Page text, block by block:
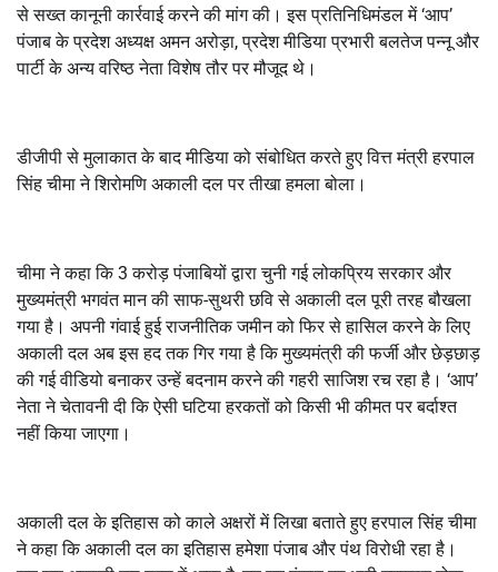
से सख्त कानूनी कार्रवाई करने की मांग की। इस प्रतिनिधिमंडल में ‘आप’
पंजाब के प्रदेश अध्यक्ष अमन अरोड़ा, प्रदेश मीडिया प्रभारी बलतेज पन्नू और
पार्टी के अन्य वरिष्ठ नेता विशेष तौर पर मौजूद थे।
डीजीपी से मुलाकात के बाद मीडिया को संबोधित करते हुए वित्त मंत्री हरपाल
सिंह चीमा ने शिरोमणि अकाली दल पर तीखा हमला बोला।
चीमा ने कहा कि 3 करोड़ पंजाबियों द्वारा चुनी गई लोकप्रिय सरकार और
मुख्यमंत्री भगवंत मान की साफ-सुथरी छवि से अकाली दल पूरी तरह बौखला
गया है। अपनी गंवाई हुई राजनीतिक जमीन को फिर से हासिल करने के लिए
अकाली दल अब इस हद तक गिर गया है कि मुख्यमंत्री की फर्जी और छेड़छाड़
की गई वीडियो बनाकर उन्हें बदनाम करने की गहरी साजिश रच रहा है। ‘आप’
नेता ने चेतावनी दी कि ऐसी घटिया हरकतों को किसी भी कीमत पर बर्दाश्त
नहीं किया जाएगा।
अकाली दल के इतिहास को काले अक्षरों में लिखा बताते हुए हरपाल सिंह चीमा
ने कहा कि अकाली दल का इतिहास हमेशा पंजाब और पंथ विरोधी रहा है।